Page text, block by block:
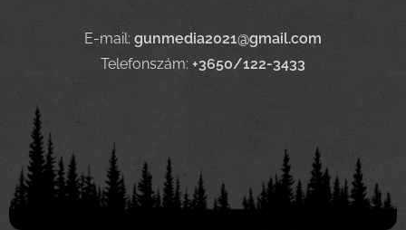
E-mail: gunmedia2021@gmail.com
Telefonszám: +3650/122-3433